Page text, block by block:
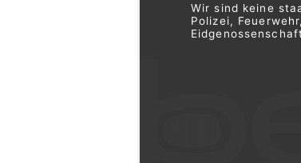
Wir sind keine
Polizei,